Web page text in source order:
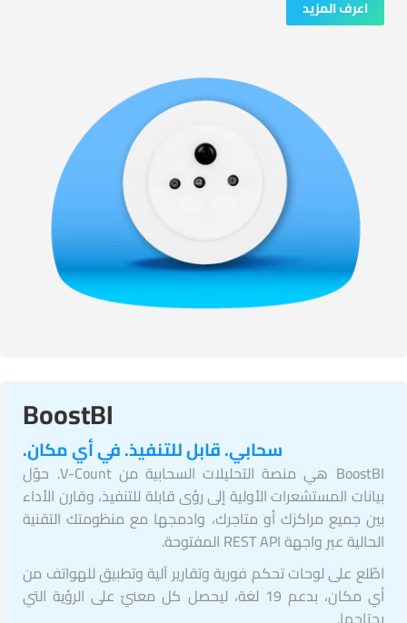
اعرف المزيد
BoostBI
سحابي. قابل للتنفيذ. في أي مكان.
BoostBI هي منصة التحليلات السحابية من V-Count. حوّل
بيانات المستشعرات الأولية إلى رؤى قابلة للتنفيذ، وقارن الأداء
بين جميع مراكزك أو متاجرك، وادمجها مع منظومتك التقنية
الحالية عبر واجهة REST API المفتوحة.
اطّلع على لوحات تحكم فورية وتقارير آلية وتطبيق للهواتف من
أي مكان، بدعم 19 لغة، ليحصل كل معنيّ على الرؤية التي